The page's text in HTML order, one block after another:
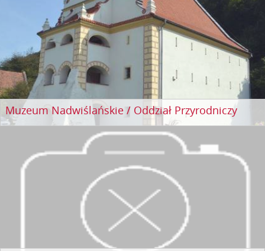
Muzeum Nadwiślańskie / Oddział Przyrodniczy